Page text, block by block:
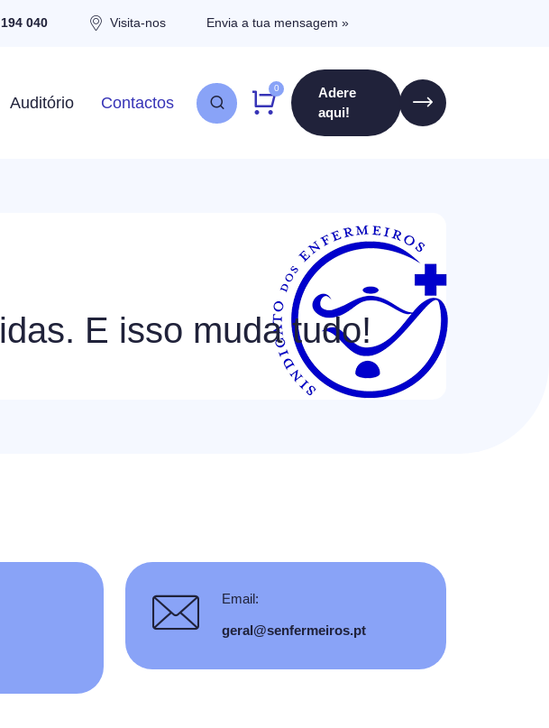
040 Visita-nos Envia a tua mensagem »
Auditório Contactos
0
Adere
aqui!
E isso muda tudo!
Email:
geral@senfermeiros.pt